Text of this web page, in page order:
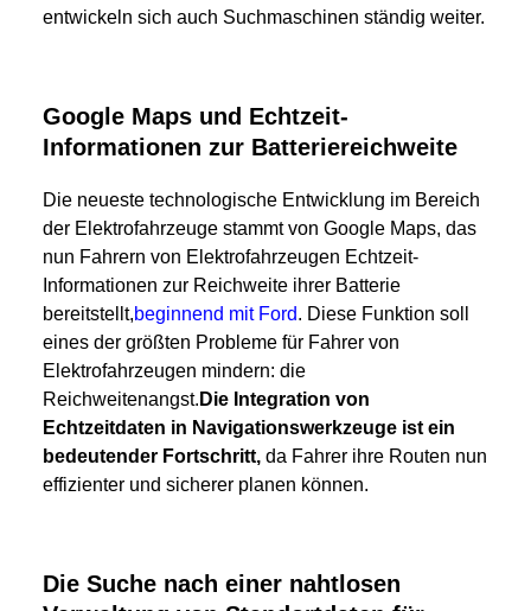
entwickeln sich auch Suchmaschinen ständig weiter.
Google Maps und Echtzeit-
Informationen zur Batteriereichweite
Die neueste technologische Entwicklung im Bereich
der Elektrofahrzeuge stammt von Google Maps, das
nun Fahrern von Elektrofahrzeugen Echtzeit-
Informationen zur Reichweite ihrer Batterie
bereitstellt,beginnend mit Ford. Diese Funktion soll
eines der größten Probleme für Fahrer von
Elektrofahrzeugen mindern: die
Reichweitenangst. Die Integration von
Echtzeitdaten in Navigationswerkzeuge ist ein
bedeutender Fortschritt, da Fahrer ihre Routen nun
effizienter und sicherer planen können.
Die Suche nach einer nahtlosen